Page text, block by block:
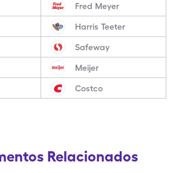
Fred Meyer
Harris Teeter
Safeway
Meijer
Costco
Relacionados